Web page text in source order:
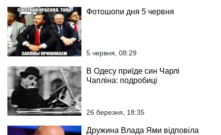
Фотошопи дня 5 червня
5 червня, 08:29
В Одесу приїде син Чарлі
Чапліна: подробиці
26 березня, 18:35
Дружина Влада Ями відповіла